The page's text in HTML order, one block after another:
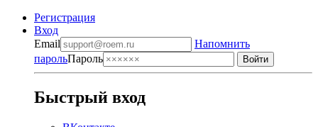
Регистрация
Вход
Email
Напомнить
парольПароль
Быстрый вход